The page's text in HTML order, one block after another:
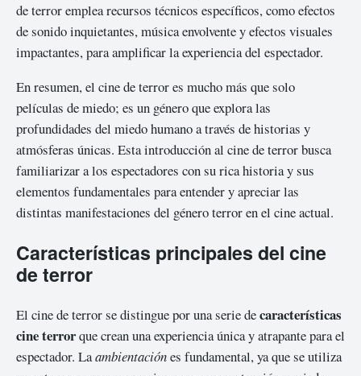
de terror emplea recursos técnicos específicos, como efectos
de sonido inquietantes, música envolvente y efectos visuales
impactantes, para amplificar la experiencia del espectador.
En resumen, el cine de terror es mucho más que solo
películas de miedo; es un género que explora las
profundidades del miedo humano a través de historias y
atmósferas únicas. Esta introducción al cine de terror busca
familiarizar a los espectadores con su rica historia y sus
elementos fundamentales para entender y apreciar las
distintas manifestaciones del género terror en el cine actual.
Características principales del cine
de terror
El cine de terror se distingue por una serie decaracterísticas
cine terrorque crean una experiencia única y atrapante para el
espectador. Laambientaciónes fundamental, ya que se utiliza